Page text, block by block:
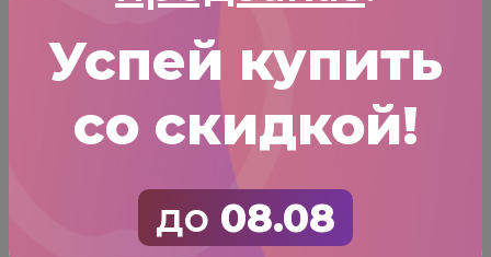
Успей купить
со скидкой!
до 08.08
наступления морозов. В центральной и южной
частях России это лучше делать весной – у
растения есть время для укрепления корней до
начала активного движения соков. В Северных
районах рекомендуется высаживать дерево
Место для посадки желательно выбрать с
хорошим солнечным освещением. Черемуха